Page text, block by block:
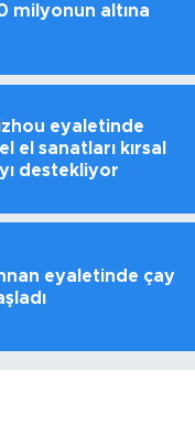
milyonun altına
eyaletinde
el sanatları kırsal
destekliyor
eyaletinde çay